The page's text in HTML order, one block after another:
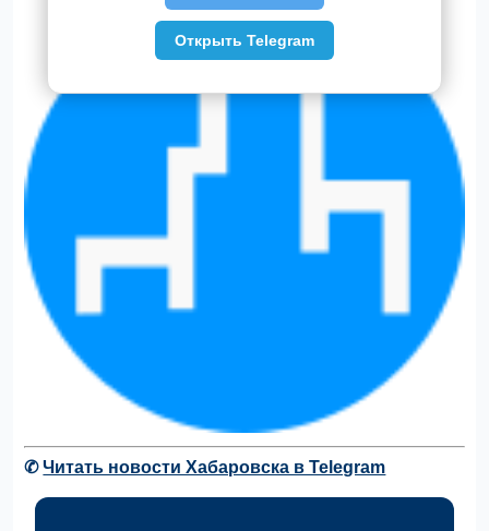
✆Читать новости Хабаровска в Telegram
Открыть Telegram